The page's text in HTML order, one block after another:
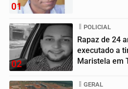
01
02
POLICIAL
Rapaz de 24
executado a
Maristela em
GERAL